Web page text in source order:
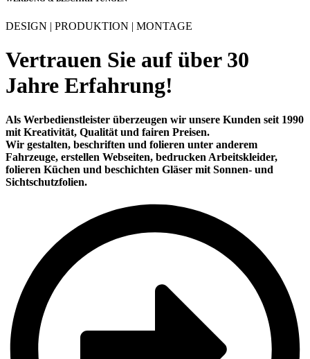
DESIGN | PRODUKTION | MONTAGE
Vertrauen Sie auf über 30
Jahre Erfahrung!
Als Werbedienstleister überzeugen wir unsere Kunden seit 1990
mit Kreativität, Qualität und fairen Preisen.
Wir gestalten, beschriften und folieren unter anderem
Fahrzeuge, erstellen Webseiten, bedrucken Arbeitskleider,
folieren Küchen und beschichten Gläser mit Sonnen- und
Sichtschutzfolien.